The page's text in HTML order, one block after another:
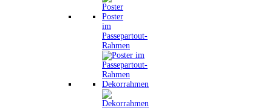
Poster
im
Passepartout-
Rahmen
Dekorrahmen